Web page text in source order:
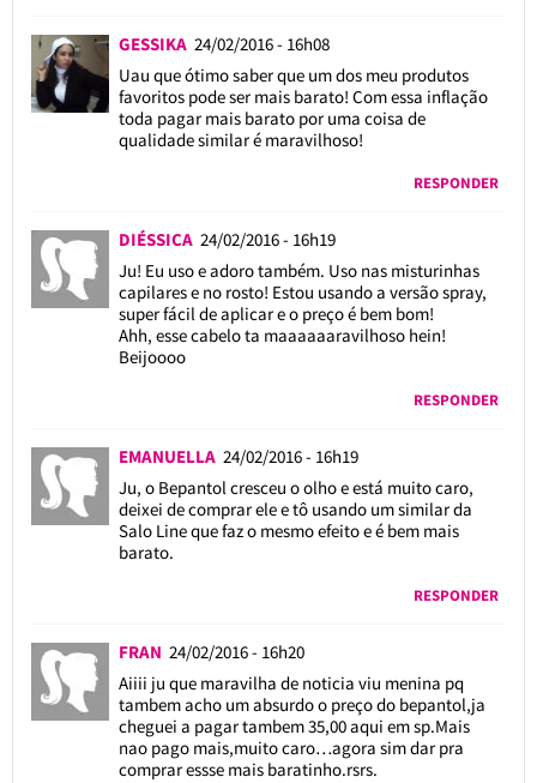
GESSIKA 24/02/2016 - 16h08
Uau que ótimo saber que um dos meu produtos
favoritos pode ser mais barato! Com essa inflação
toda pagar mais barato por uma coisa de
qualidade similar é maravilhoso!
RESPONDER
DIÉSSICA 24/02/2016 - 16h19
Ju! Eu uso e adoro também. Uso nas misturinhas
capilares e no rosto! Estou usando a versão spray,
super fácil de aplicar e o preço é bem bom!
Ahh, esse cabelo ta maaaaaaravilhoso hein!
Beijoooo
RESPONDER
EMANUELLA 24/02/2016 - 16h19
Ju, o Bepantol cresceu o olho e está muito caro,
deixei de comprar ele e tô usando um similar da
Salo Line que faz o mesmo efeito e é bem mais
barato.
RESPONDER
FRAN 24/02/2016 - 16h20
Aiiii ju que maravilha de noticia viu menina pq
tambem acho um absurdo o preço do bepantol,ja
cheguei a pagar tambem 35,00 aqui em sp.Mais
nao pago mais,muito caro…agora sim dar pra
comprar essse mais baratinho.rsrs.